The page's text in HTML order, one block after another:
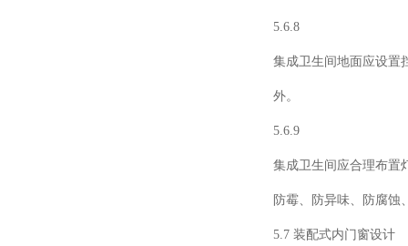
5.6.8
集成卫生间地面应设置
外。
5.6.9
集成卫生间应合理布置
防霉、防异味、防腐蚀
5.7 装配式内门窗设计